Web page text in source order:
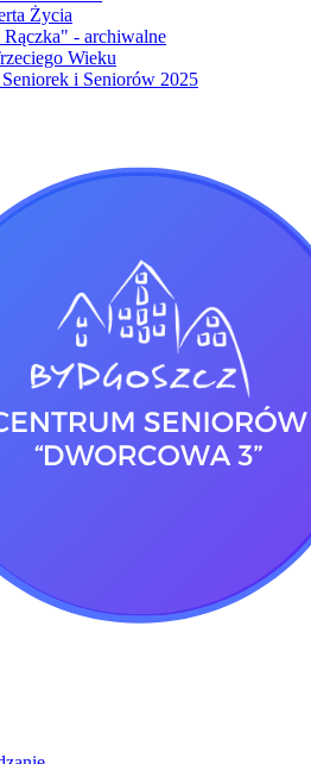
Życia
Rączka" - archiwalne
Wieku
i Seniorów 2025